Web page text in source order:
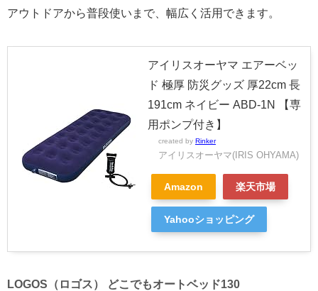
アウトドアから普段使いまで、幅広く活用できます。
アイリスオーヤマ エアーベッ
ド 極厚 防災グッズ 厚22cm 長
191cm ネイビー ABD-1N 【専
用ポンプ付き】
created by Rinker
アイリスオーヤマ(IRIS OHYAMA)
Amazon 楽天市場
Yahooショッピング
LOGOS（ロゴス） どこでもオートベッド130